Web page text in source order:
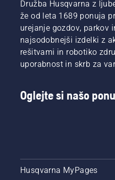
Družba Husqvarna z
že od leta 1689 ponuja
urejanje gozdov, parkov
najsodobnejši izdelki z
rešitvami in robotiko
uporabnost in skrb za
Oglejte si našo
Husqvarna MyPages